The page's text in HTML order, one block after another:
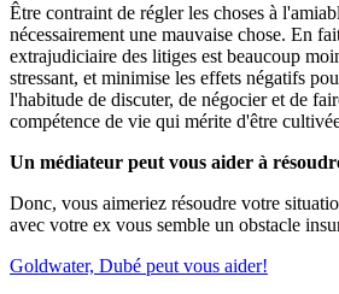
Être contraint de régler les choses à
nécessairement une mauvaise chose. En
extrajudiciaire des litiges est beaucoup
stressant, et minimise les effets négatifs
l'habitude de discuter, de négocier et de
compétence de vie qui mérite d'être
Un médiateur peut vous aider à
Donc, vous aimeriez résoudre votre
avec votre ex vous semble un obstacle
Goldwater, Dubé peut vous aider!